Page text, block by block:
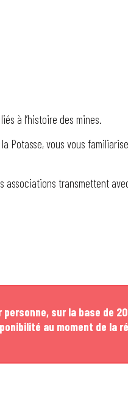
à l’histoire des mines.
Potasse, vous vous
associations transmettent
personne, sur la base de
au moment de la